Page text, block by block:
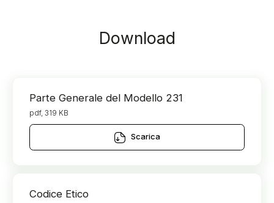
Download
Parte Generale del Modello 231
pdf, 319 KB
Scarica
Codice Etico